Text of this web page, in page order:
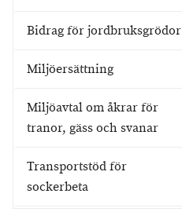
Bidrag för jordbruksgrödor
Miljöersättning
Miljöavtal om åkrar för
tranor, gäss och svanar
Transportstöd för
sockerbeta